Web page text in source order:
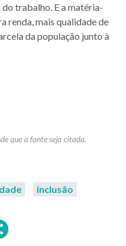
trabalho. E a matéria-
renda, mais qualidade de
da população junto à
inclusão